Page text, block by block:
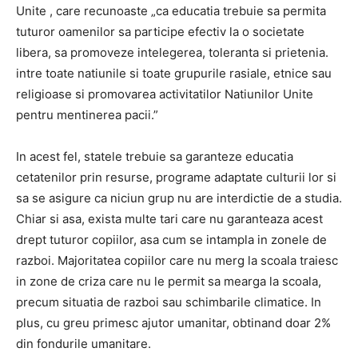
Unite , care recunoaste „ca educatia trebuie sa permita
tuturor oamenilor sa participe efectiv la o societate
libera, sa promoveze intelegerea, toleranta si prietenia.
intre toate natiunile si toate grupurile rasiale, etnice sau
religioase si promovarea activitatilor Natiunilor Unite
pentru mentinerea pacii.”
In acest fel, statele trebuie sa garanteze educatia
cetatenilor prin resurse, programe adaptate culturii lor si
sa se asigure ca niciun grup nu are interdictie de a studia.
Chiar si asa, exista multe tari care nu garanteaza acest
drept tuturor copiilor, asa cum se intampla in zonele de
razboi. Majoritatea copiilor care nu merg la scoala traiesc
in zone de criza care nu le permit sa mearga la scoala,
precum situatia de razboi sau schimbarile climatice. In
plus, cu greu primesc ajutor umanitar, obtinand doar 2%
din fondurile umanitare.